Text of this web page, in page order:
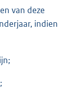
van deze
indien